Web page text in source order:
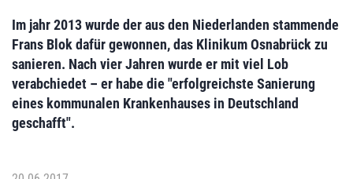
Im jahr 2013 wurde der aus den Niederlanden stammende
Frans Blok dafür gewonnen, das Klinikum Osnabrück zu
sanieren. Nach vier Jahren wurde er mit viel Lob
verabchiedet – er habe die "erfolgreichste Sanierung
eines kommunalen Krankenhauses in Deutschland
geschafft".